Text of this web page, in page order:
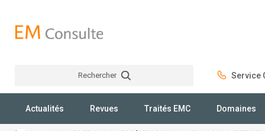
Rechercher Service
Actualités Revues Traités EMC Domaines